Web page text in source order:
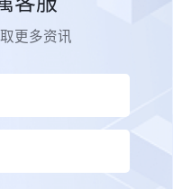
更多资讯